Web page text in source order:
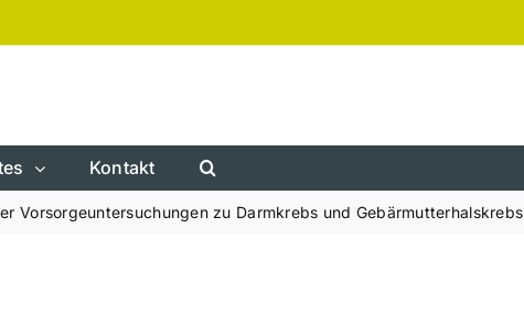
Kontakt
Vorsorgeuntersuchungen zu Darmkrebs und Gebärmutterhalskrebs